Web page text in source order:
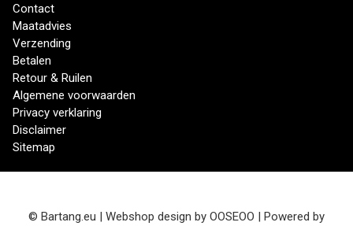
Contact
Maatadvies
Verzending
Betalen
Retour & Ruilen
Algemene voorwaarden
Privacy verklaring
Disclaimer
Sitemap
© Bartang.eu | Webshop design by OOSEOO | Powered by